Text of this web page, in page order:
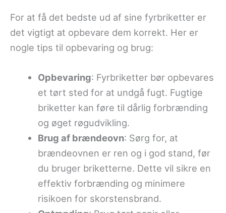
For at få det bedste ud af sine fyrbriketter er
det vigtigt at opbevare dem korrekt. Her er
nogle tips til opbevaring og brug:
Opbevaring: Fyrbriketter bør opbevares
et tørt sted for at undgå fugt. Fugtige
briketter kan føre til dårlig forbrænding
og øget røgudvikling.
Brug af brændeovn: Sørg for, at
brændeovnen er ren og i god stand, før
du bruger briketterne. Dette vil sikre en
effektiv forbrænding og minimere
risikoen for skorstensbrand.